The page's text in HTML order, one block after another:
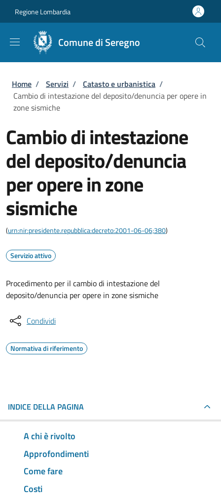
Regione Lombardia
Comune di Seregno
Briciole di pane
Home / Servizi / Catasto e urbanistica /
Cambio di intestazione del deposito/denuncia per opere in
zone sismiche
Cambio di intestazione
del deposito/denuncia
per opere in zone
sismiche
(urn:nir:presidente.repubblica:decreto:2001-06-06;380)
Servizio attivo
Procedimento per il cambio di intestazione del
deposito/denuncia per opere in zone sismiche
Condividi
Normativa di riferimento
INDICE DELLA PAGINA
A chi è rivolto
Approfondimenti
Come fare
Costi